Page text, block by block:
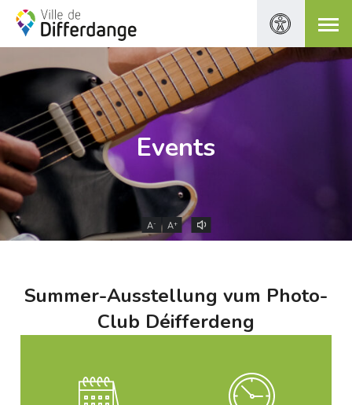
Events
A- A+
Summer-Ausstellung vum Photo-
Club Déifferdeng